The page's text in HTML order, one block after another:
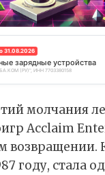
31.08.2026
зарядные устройства
(РУ)", ИНН 7703380158
молчания
Acclaim
возвращении.
году, стала